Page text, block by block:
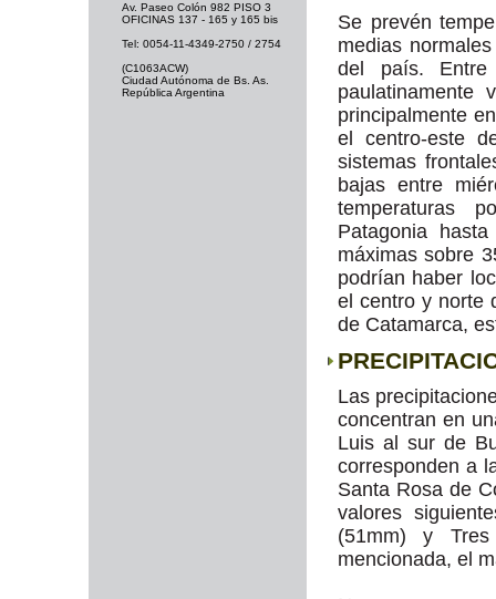
Se prevén
medias
del país.
paulatinamente
principalmente
el centro-este
sistemas
bajas entre
temperaturas
Patagonia
máximas sobre
podrían haber
el centro y norte
de Catamarca,
Las
concentran en
Luis al sur de
corresponden a
Santa Rosa de
valores
(51mm) y
mencionada, el
Av. Paseo Colón 982 PISO 3
OFICINAS 137 - 165 y 165 bis
Tel: 0054-11-4349-2750 / 2754
(C1063ACW)
Ciudad Autónoma de Bs. As.
República Argentina